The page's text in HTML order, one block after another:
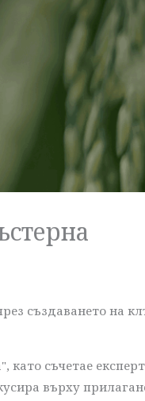
създаването на
като съчетае
върху